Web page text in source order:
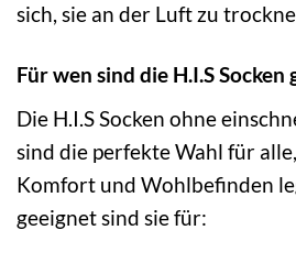
sich, sie an der Luft zu
Für wen sind die H.I.S Socken
Die H.I.S Socken ohne
sind die perfekte Wahl für
Komfort und Wohlbefinden
geeignet sind sie für: